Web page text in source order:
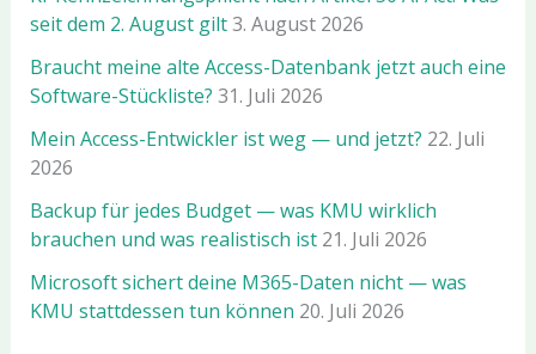
seit dem 2. August gilt3. August 2026
Braucht meine alte Access-Datenbank jetzt auch eine
Software-Stückliste? 31. Juli 2026
Mein Access-Entwickler ist weg — und jetzt? 22. Juli
2026
Backup für jedes Budget — was KMU wirklich
brauchen und was realistisch ist 21. Juli 2026
Microsoft sichert deine M365-Daten nicht — was
KMU stattdessen tun können 20. Juli 2026